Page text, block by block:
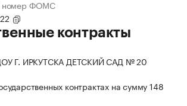
номер ФОМС
контракты
Г. ИРКУТСКА ДЕТСКИЙ САД № 20
контрактах на сумму 148